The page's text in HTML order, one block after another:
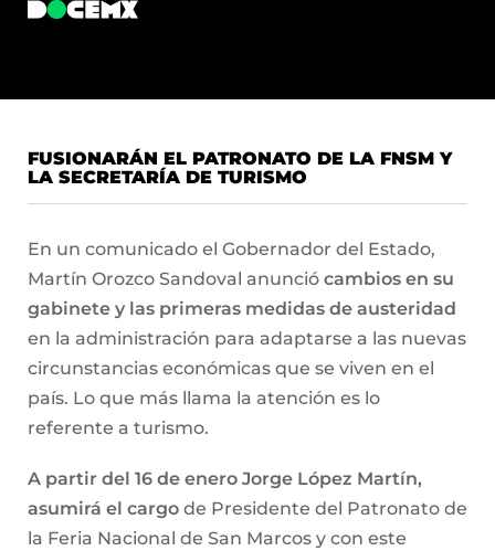
FUSIONARÁN EL PATRONATO DE LA FNSM Y
LA SECRETARÍA DE TURISMO
En un comunicado el Gobernador del Estado,
Martín Orozco Sandoval anunció cambios en su
gabinete y las primeras medidas de austeridad
en la administración para adaptarse a las nuevas
circunstancias económicas que se viven en el
país. Lo que más llama la atención es lo
referente a turismo.
A partir del 16 de enero Jorge López Martín,
asumirá el cargo de Presidente del Patronato de
la Feria Nacional de San Marcos y con este